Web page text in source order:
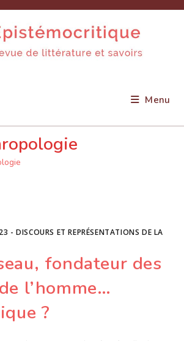
Menu
- DISCOURS ET REPRÉSENTATIONS DE LA
fondateur des
l’homme…
?